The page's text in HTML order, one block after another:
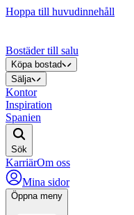
Hoppa till huvudinnehåll
Bostäder till salu
Köpa bostad
Sälja
Kontor
Inspiration
Spanien
Sök
KarriärOm oss
Mina sidor
Öppna meny